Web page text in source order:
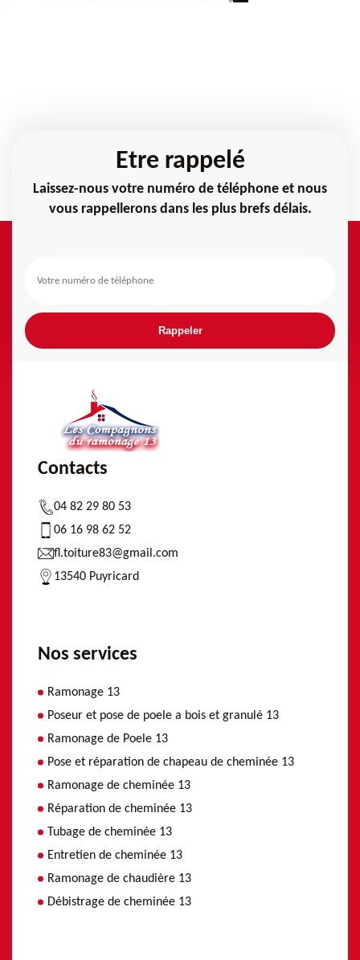
Etre rappelé
Laissez-nous votre numéro de téléphone et nous
vous rappellerons dans les plus brefs délais.
Contacts
04 82 29 80 53
06 16 98 62 52
fl.toiture83@gmail.com
13540 Puyricard
Nos services
Ramonage 13
Poseur et pose de poele a bois et granulé 13
Ramonage de Poele 13
Pose et réparation de chapeau de cheminée 13
Ramonage de cheminée 13
Réparation de cheminée 13
Tubage de cheminée 13
Entretien de cheminée 13
Ramonage de chaudière 13
Débistrage de cheminée 13